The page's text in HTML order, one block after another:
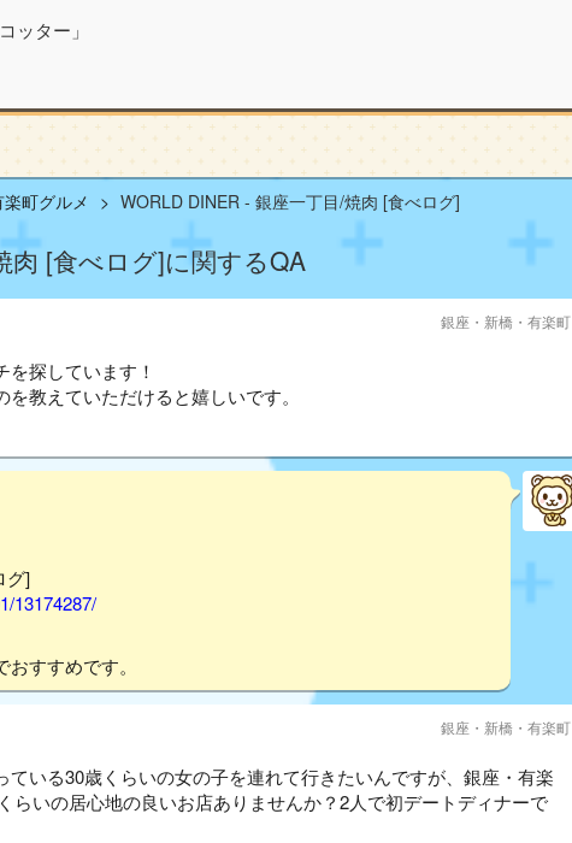
ッター」
町グルメ WORLD DINER - 銀座一丁目/焼肉 [食べログ]
肉 [食べログ]に関するQA
銀座・新橋・有楽町
探しています！
教えていただけると嬉しいです。
グ]
13174287/
すすめです。
銀座・新橋・有楽町
ている30歳くらいの女の子を連れて行きたいんですが、銀座・有楽
らいの居心地の良いお店ありませんか？2人で初デートディナーで